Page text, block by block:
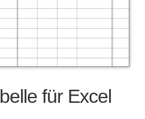
für Excel